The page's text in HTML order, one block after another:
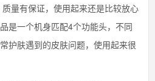
量有保证，使用起来还是比较放心
是一个机身匹配4个功能头，不同
护肤遇到的皮肤问题，使用起来很